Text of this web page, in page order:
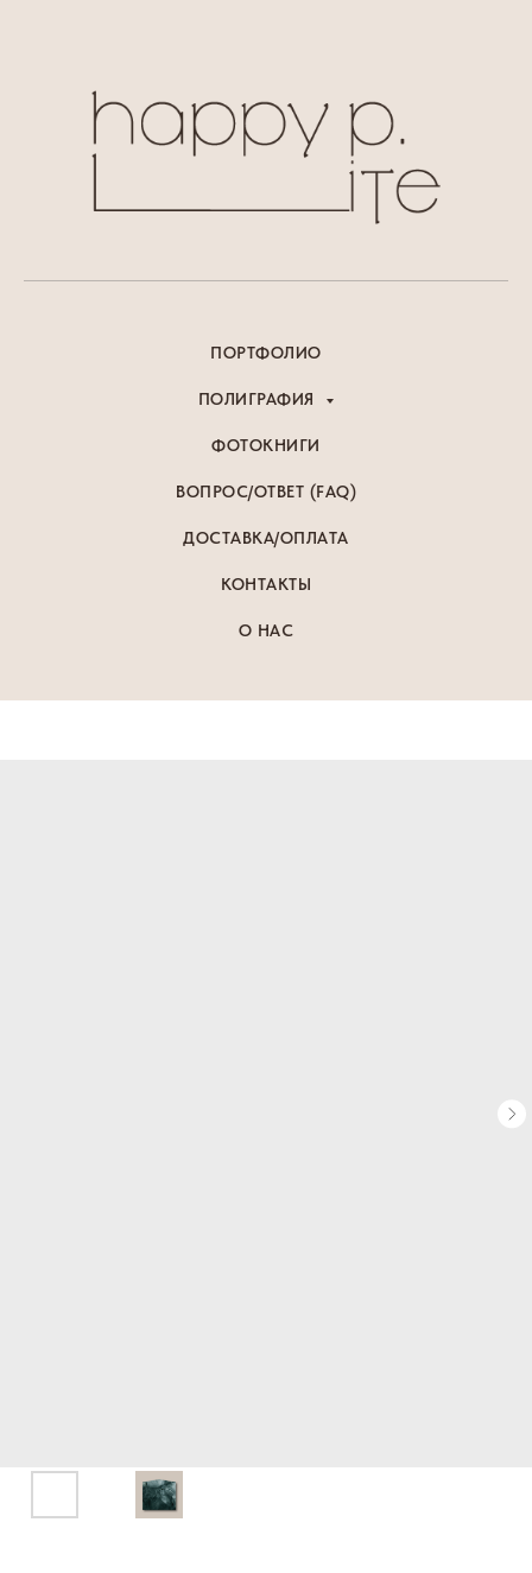
ПОРТФОЛИО
ПОЛИГРАФИЯ
ФОТОКНИГИ
ВОПРОС/ОТВЕТ (FAQ)
ДОСТАВКА/ОПЛАТА
КОНТАКТЫ
О НАС